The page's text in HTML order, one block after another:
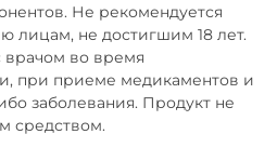
Не рекомендуется
лицам, не достигшим 18 лет.
врачом во время
при приеме медикаментов и
заболевания. Продукт не
средством.